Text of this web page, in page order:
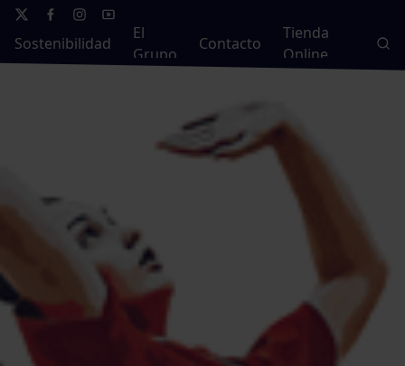
Sostenibilidad
El
Grupo
Contacto
Tienda
Online